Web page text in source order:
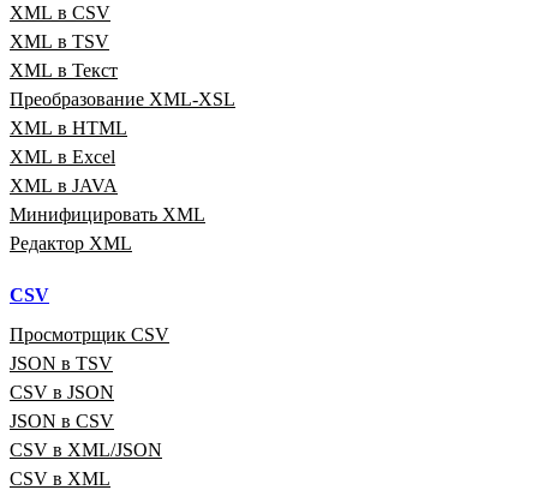
XML в CSV
XML в TSV
XML в Текст
Преобразование XML‑XSL
XML в HTML
XML в Excel
XML в JAVA
Минифицировать XML
Редактор XML
CSV
Просмотрщик CSV
JSON в TSV
CSV в JSON
JSON в CSV
CSV в XML/JSON
CSV в XML